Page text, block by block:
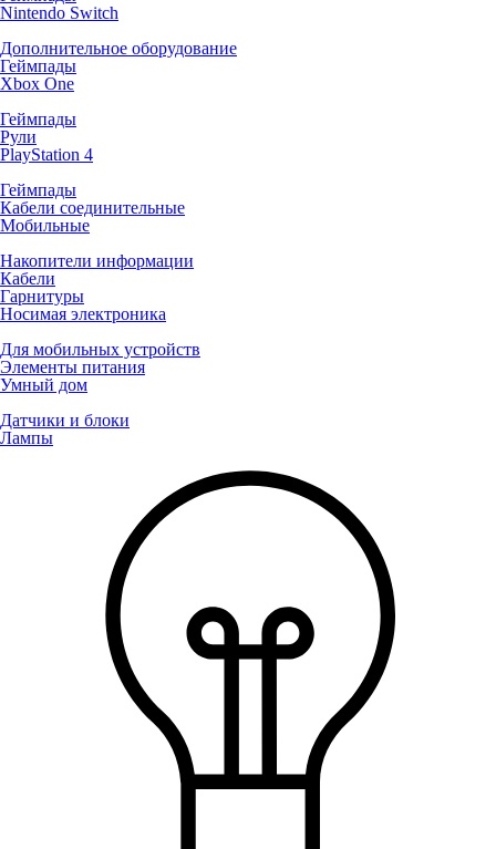
Nintendo Switch
Дополнительное оборудование
Геймпады
Xbox One
Геймпады
Рули
PlayStation 4
Геймпады
Кабели соединительные
Мобильные
Накопители информации
Кабели
Гарнитуры
Носимая электроника
Для мобильных устройств
Элементы питания
Умный дом
Датчики и блоки
Лампы